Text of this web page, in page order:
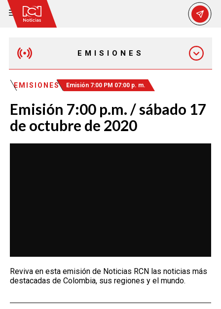
EMISIONES
MAÑANA EXPRESS
EMISIÓN 12:30 PM
EMISIONES Emisión 7:00 PM 07:00 p. m.
Emisión 7:00 p.m. / sábado 17
de octubre de 2020
Reviva en esta emisión de Noticias RCN las noticias más
destacadas de Colombia, sus regiones y el mundo.